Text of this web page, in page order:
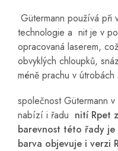
Gütermann používá při
technologie a nit je v
opracovaná laserem,
obvyklých chloupků,
méně prachu v
společnost Gütermann
nabízí i řadu nití Rpet
barevnost této řady
barva objevuje i verzi